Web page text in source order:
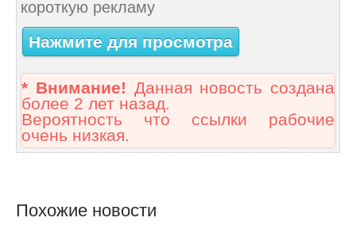
короткую рекламу
Нажмите для просмотра
* Внимание! Данная новость создана
более 2 лет назад.
Вероятность что ссылки рабочие
очень низкая.
Похожие новости